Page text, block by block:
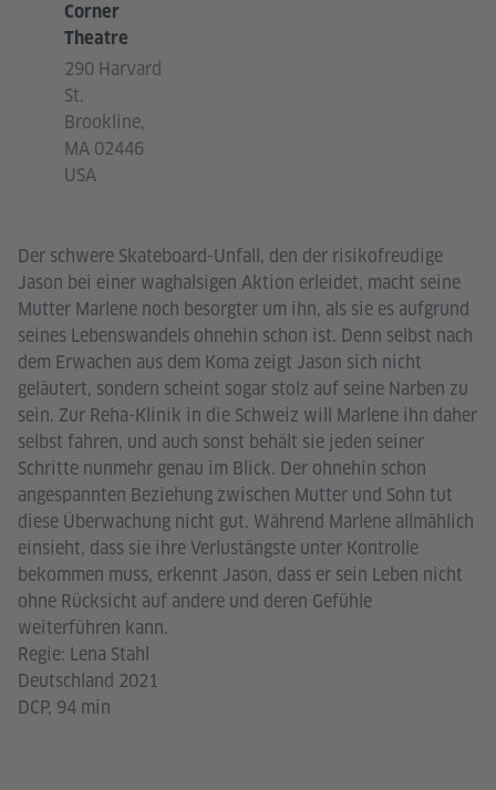
Der schwere Skateboard-Unfall, den der risikofreudige
Jason bei einer waghalsigen Aktion erleidet, macht seine
Mutter Marlene noch besorgter um ihn, als sie es aufgrund
seines Lebenswandels ohnehin schon ist. Denn selbst nach
dem Erwachen aus dem Koma zeigt Jason sich nicht
geläutert, sondern scheint sogar stolz auf seine Narben zu
sein. Zur Reha-Klinik in die Schweiz will Marlene ihn daher
selbst fahren, und auch sonst behält sie jeden seiner
Schritte nunmehr genau im Blick. Der ohnehin schon
angespannten Beziehung zwischen Mutter und Sohn tut
diese Überwachung nicht gut. Während Marlene allmählich
einsieht, dass sie ihre Verlustängste unter Kontrolle
bekommen muss, erkennt Jason, dass er sein Leben nicht
ohne Rücksicht auf andere und deren Gefühle
weiterführen kann.
Regie: Lena Stahl
Deutschland 2021
DCP, 94 min
Corner
Theatre
290 Harvard
St.
Brookline,
MA 02446
USA